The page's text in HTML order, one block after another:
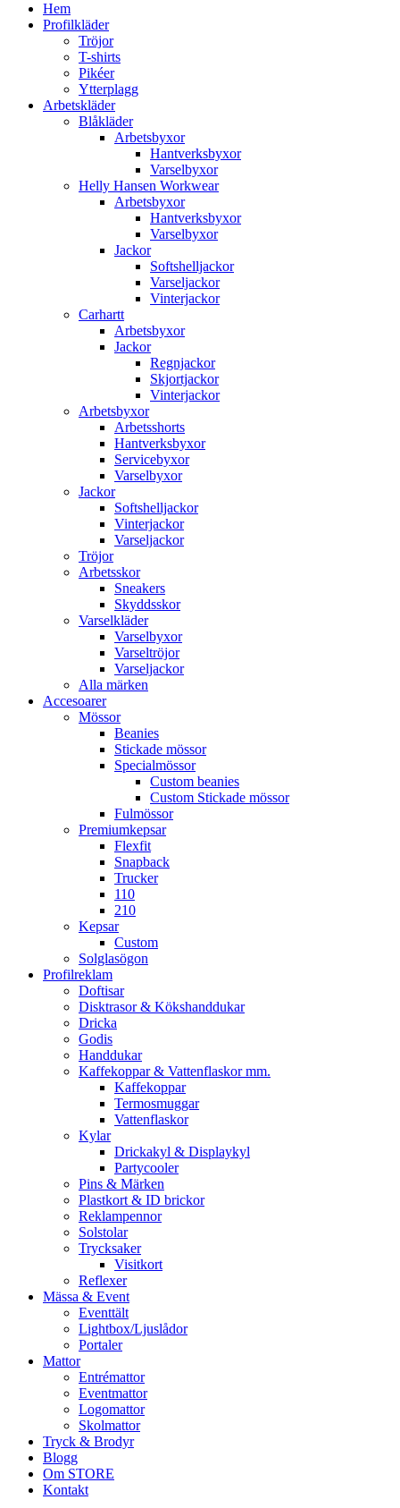
Hem
Profilkläder
Tröjor
T-shirts
Pikéer
Ytterplagg
Arbetskläder
Blåkläder
Arbetsbyxor
Hantverksbyxor
Varselbyxor
Helly Hansen Workwear
Arbetsbyxor
Hantverksbyxor
Varselbyxor
Jackor
Softshelljackor
Varseljackor
Vinterjackor
Carhartt
Arbetsbyxor
Jackor
Regnjackor
Skjortjackor
Vinterjackor
Arbetsbyxor
Arbetsshorts
Hantverksbyxor
Servicebyxor
Varselbyxor
Jackor
Softshelljackor
Vinterjackor
Varseljackor
Tröjor
Arbetsskor
Sneakers
Skyddsskor
Varselkläder
Varselbyxor
Varseltröjor
Varseljackor
Alla märken
Accesoarer
Mössor
Beanies
Stickade mössor
Specialmössor
Custom beanies
Custom Stickade mössor
Fulmössor
Premiumkepsar
Flexfit
Snapback
Trucker
110
210
Kepsar
Custom
Solglasögon
Profilreklam
Doftisar
Disktrasor & Kökshanddukar
Dricka
Godis
Handdukar
Kaffekoppar & Vattenflaskor mm.
Kaffekoppar
Termosmuggar
Vattenflaskor
Kylar
Drickakyl & Displaykyl
Partycooler
Pins & Märken
Plastkort & ID brickor
Reklampennor
Solstolar
Trycksaker
Visitkort
Reflexer
Mässa & Event
Eventtält
Lightbox/Ljuslådor
Portaler
Mattor
Entrémattor
Eventmattor
Logomattor
Skolmattor
Tryck & Brodyr
Blogg
Om STORE
Kontakt